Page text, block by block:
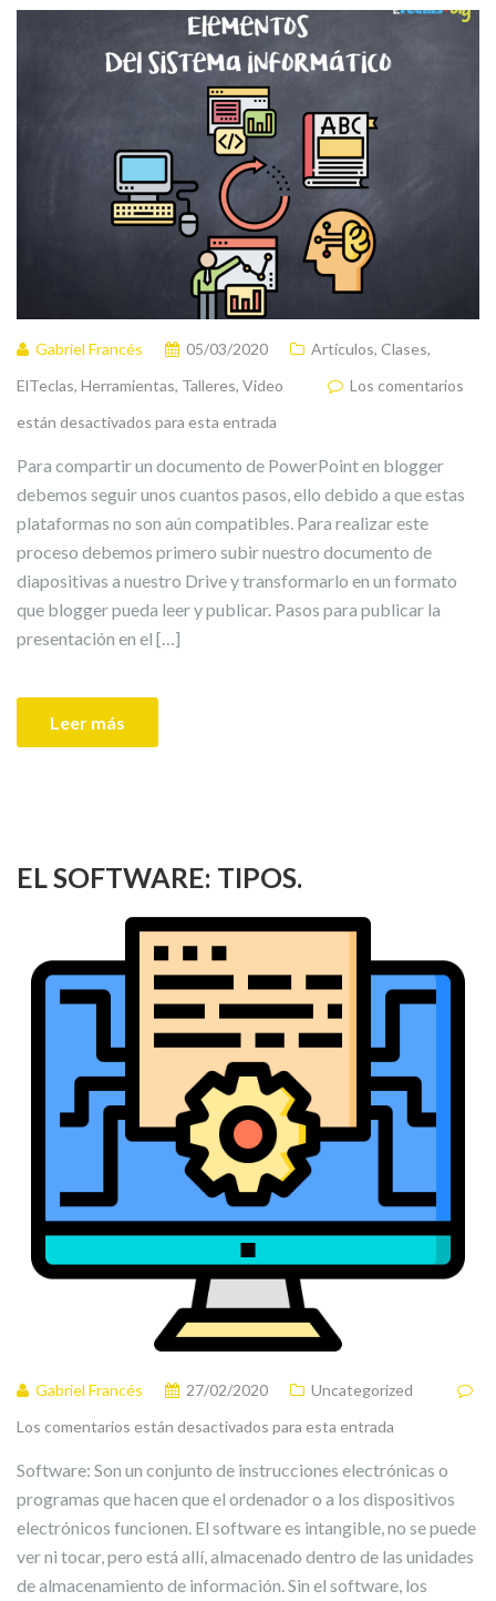
Gabriel Francés 05/03/2020 Artículos, Clases,
ElTeclas, Herramientas, Talleres, Video
Los comentarios
están desactivados para esta entrada
Para compartir un documento de PowerPoint en blogger
debemos seguir unos cuantos pasos, ello debido a que estas
plataformas no son aún compatibles. Para realizar este
proceso debemos primero subir nuestro documento de
diapositivas a nuestro Drive y transformarlo en un formato
que blogger pueda leer y publicar. Pasos para publicar la
presentación en el […]
Leer más
EL SOFTWARE: TIPOS.
Gabriel Francés 27/02/2020
Uncategorized
Los comentarios están desactivados para esta entrada
Software: Son un conjunto de instrucciones electrónicas o
programas que hacen que el ordenador o a los dispositivos
electrónicos funcionen. El software es intangible, no se puede
ver ni tocar, pero está allí, almacenado dentro de las unidades
de almacenamiento de información. Sin el software, los